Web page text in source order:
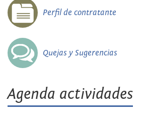
Perfil de contratante
Quejas y Sugerencias
Agenda actividades